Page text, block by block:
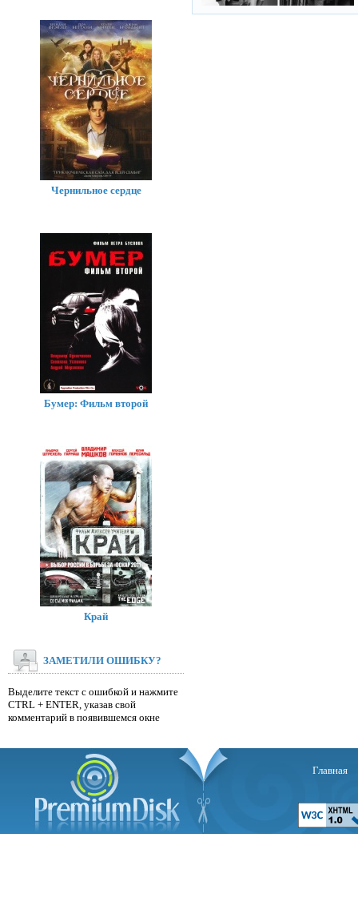
Чернильное сердце
Бумер: Фильм второй
Край
ЗАМЕТИЛИ ОШИБКУ?
Выделите текст с ошибкой и нажмите
CTRL + ENTER, указав свой
комментарий в появившемся окне
Главная